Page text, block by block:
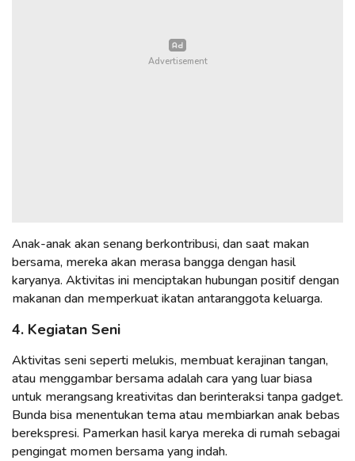
Anak-anak akan senang berkontribusi, dan saat makan
bersama, mereka akan merasa bangga dengan hasil
karyanya. Aktivitas ini menciptakan hubungan positif dengan
makanan dan memperkuat ikatan antaranggota keluarga.
4. Kegiatan Seni
Aktivitas seni seperti melukis, membuat kerajinan tangan,
atau menggambar bersama adalah cara yang luar biasa
untuk merangsang kreativitas dan berinteraksi tanpa gadget.
Bunda bisa menentukan tema atau membiarkan anak bebas
berekspresi. Pamerkan hasil karya mereka di rumah sebagai
pengingat momen bersama yang indah.